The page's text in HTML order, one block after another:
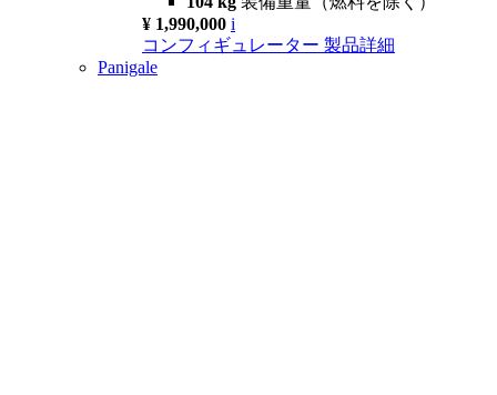
¥ 1,990,000 i
コンフィギュレーター 製品詳細
Panigale